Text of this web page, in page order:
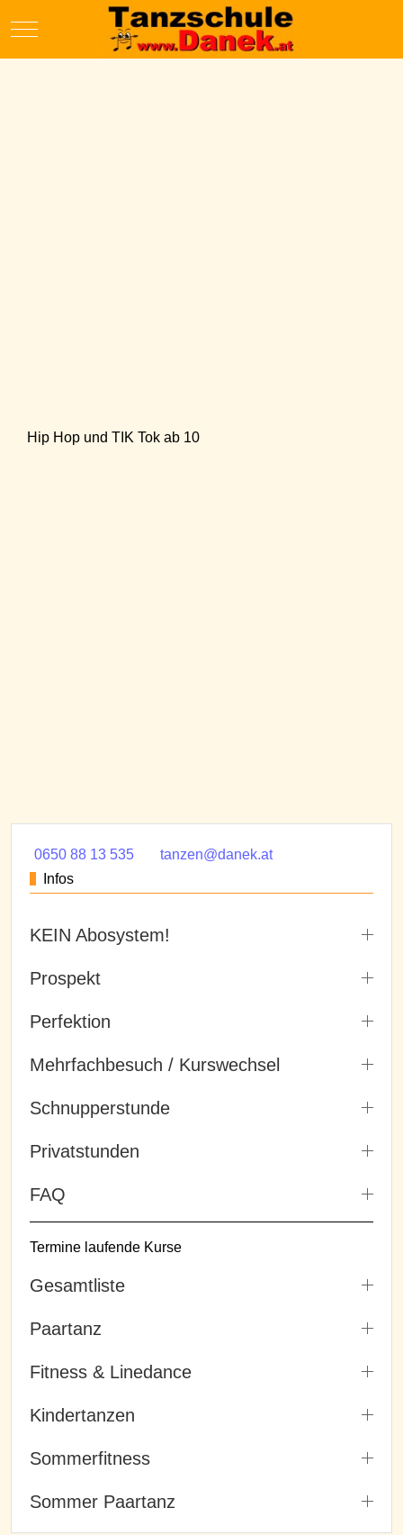
Mobile Menu Toggle
Hip Hop und TIK Tok ab 10
0650 88 13 535
tanzen@danek.at
Infos
KEIN Abosystem!
Prospekt
Perfektion
Mehrfachbesuch / Kurswechsel
Schnupperstunde
Privatstunden
FAQ
Termine laufende Kurse
Gesamtliste
Paartanz
Fitness & Linedance
Kindertanzen
Sommerfitness
Sommer Paartanz